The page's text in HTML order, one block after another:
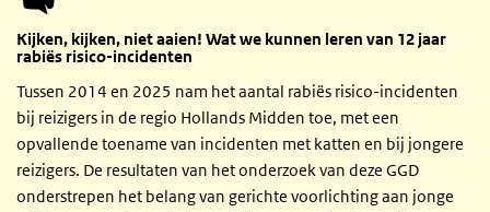
Kijken, kijken, niet aaien! Wat we kunnen leren van 12 jaar
rabiës risico-incidenten
Tussen 2014 en 2025 nam het aantal rabiës risico-incidenten
bij reizigers in de regio Hollands Midden toe, met een
opvallende toename van incidenten met katten en bij jongere
reizigers. De resultaten van het onderzoek van deze GGD
onderstrepen het belang van gerichte voorlichting aan jonge